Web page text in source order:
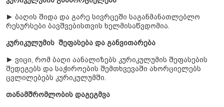
► ბაღის შიდა და გარე სივრცეში საგანმანათლებლო
რესურსები ბავშვებისთვის ხელმისაწვდომია.
კურიკულუმის შეფასება და განვითარება
► ვიცი, რომ ბაღი აანალიზებს კურიკულუმის შეფასების
შედეგებს და საჭიროების შემთხვევაში ახორციელებს
ცვლილებებს კურიკულუმში.
თანამშრომლობის დაგეგმვა